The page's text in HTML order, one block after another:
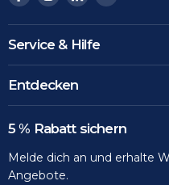
Sie
uns
auf
Facebook
Sie
uns
auf
Instagram
Sie
uns
auf
LinkedIn
uns
Email
Service & Hilfe
Entdecken
5 % Rabatt sichern
Melde dich an und erhalte
Angebote.